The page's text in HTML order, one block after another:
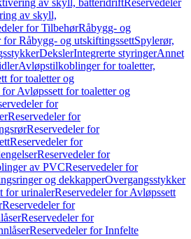
av skyll, batteridriftReservedeler
av skyll,
for TilbehørRåbygg- og
for Råbygg- og utskiftingssettSpylerør,
DekslerIntegrerte styringerAnnet
Avløpstilkoblinger for toaletter,
for toaletter og
for Avløpssett for toaletter og
for
Reservedeler for
Reservedeler for
Reservedeler for
Reservedeler for
av PVCReservedeler for
og dekkapperOvergangsstykker
for urinalerReservedeler for Avløpssett
Reservedeler for
Reservedeler for
Reservedeler for Innfelte